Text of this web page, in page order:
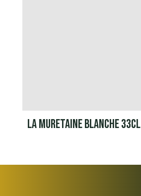
LA MURETAINE BLANCHE 33CL